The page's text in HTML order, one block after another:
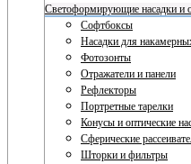
Светоформирующие насадки и
Софтбоксы
Насадки для
Фотозонты
Отражатели и панели
Рефлекторы
Портретные тарелки
Конусы и оптические
Сферические
Шторки и фильтры